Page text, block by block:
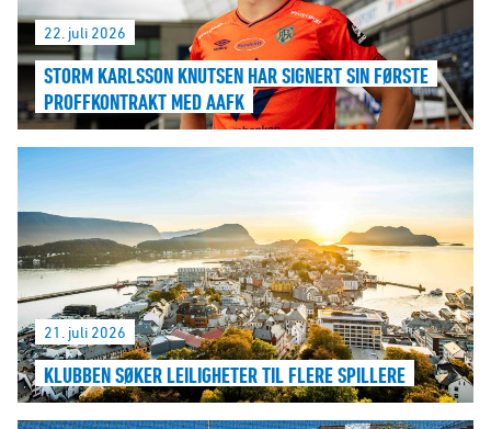
22. juli 2026
STORM KARLSSON KNUTSEN HAR SIGNERT SIN FØRSTE
PROFFKONTRAKT MED AAFK
21. juli 2026
KLUBBEN SØKER LEILIGHETER TIL FLERE SPILLERE